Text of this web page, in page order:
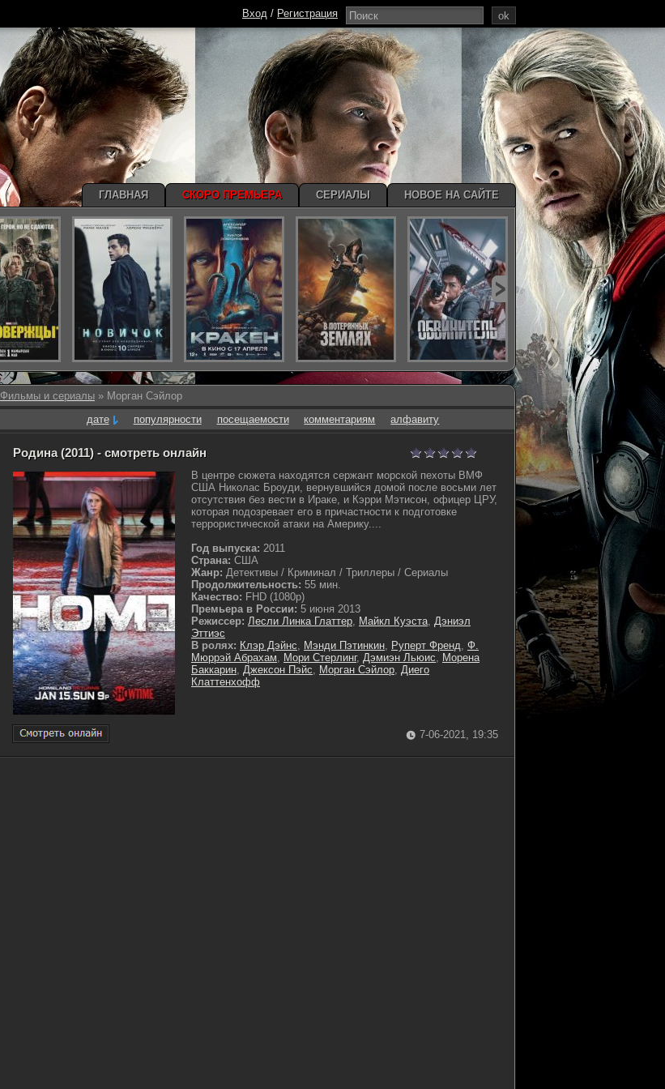
Фильмы и сериалы » Морган Сэйлор
дате
популярности посещаемости комментариям алфавиту
Родина (2011) - смотреть онлайн
В центре сюжета находятся сержант морской пехоты ВМФ
США Николас Броуди, вернувшийся домой после восьми лет
отсутствия без вести в Ираке, и Кэрри Мэтисон, офицер ЦРУ,
которая подозревает его в причастности к подготовке
террористической атаки на Америку....
Год выпуска: 2011
Страна: США
Жанр: Детективы / Криминал / Триллеры / Сериалы
Продолжительность: 55 мин.
Качество: FHD (1080p)
Премьера в России: 5 июня 2013
Режиссер: Лесли Линка Глаттер, Майкл Куэста, Дэниэл
Эттиэс
В ролях: Клэр Дэйнс, Мэнди Пэтинкин, Руперт Френд, Ф.
Мюррэй Абрахам, Мори Стерлинг, Дэмиэн Льюис, Морена
Баккарин, Джексон Пэйс, Морган Сэйлор, Диего
Клаттенхофф
7-06-2021, 19:35
ok
Вход / Регистрация
ГЛАВНАЯ СКОРО ПРЕМЬЕРА СЕРИАЛЫ НОВОЕ НА САЙТЕ